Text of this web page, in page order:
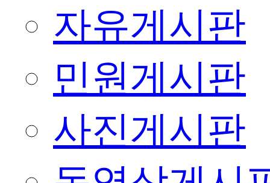
자유게시판
민원게시판
사진게시판